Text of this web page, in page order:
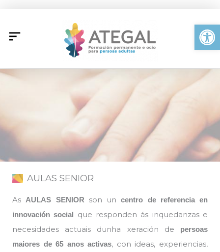
contenido
AULAS SENIOR
AsAULAS SENIORson un centro de referencia en
innovación social
que responden ás inquedanzas e
necesidades actuais dunha xeración de
persoas
maiores de 65 anos activas, con ideas, experiencias,